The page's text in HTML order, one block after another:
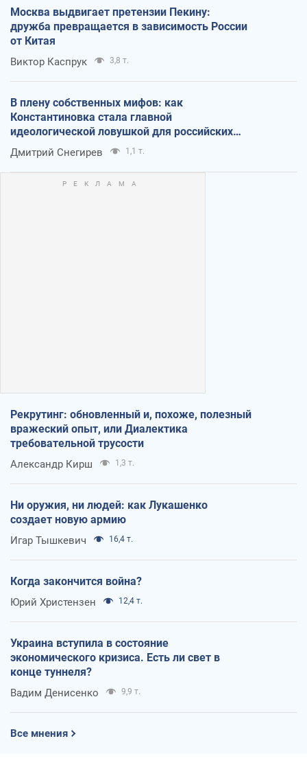
Москва выдвигает претензии Пекину:
дружба превращается в зависимость России
от Китая
Виктор Каспрук 3,8 т.
В плену собственных мифов: как
Константиновка стала главной
идеологической ловушкой для российских
оккупантов
Дмитрий Снегирев 1,1 т.
Рекрутинг: обновленный и, похоже, полезный
вражеский опыт, или Диалектика
требовательной трусости
Александр Кирш 1,3 т.
Ни оружия, ни людей: как Лукашенко
создает новую армию
Игар Тышкевич 16,4 т.
Когда закончится война?
Юрий Христензен 12,4 т.
Украина вступила в состояние
экономического кризиса. Есть ли свет в
конце туннеля?
Вадим Денисенко 9,9 т.
Все мнения